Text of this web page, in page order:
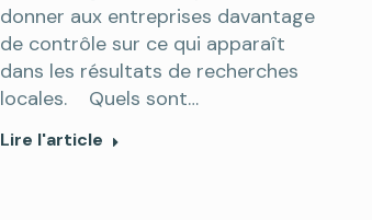
donner aux entreprises davantage
de contrôle sur ce qui apparaît
dans les résultats de recherches
locales. Quels sont…
Lire l'article